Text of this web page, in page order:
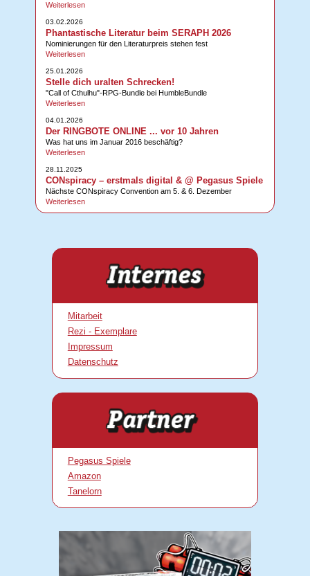
Weiterlesen
03.02.2026
Phantastische Literatur beim SERAPH 2026
Nominierungen für den Literaturpreis stehen fest
Weiterlesen
25.01.2026
Stelle dich uralten Schrecken!
"Call of Cthulhu"-RPG-Bundle bei HumbleBundle
Weiterlesen
04.01.2026
Der RINGBOTE ONLINE ... vor 10 Jahren
Was hat uns im Januar 2016 beschäftig?
Weiterlesen
28.11.2025
CONspiracy – erstmals digital & @ Pegasus Spiele
Nächste CONspiracy Convention am 5. & 6. Dezember
Weiterlesen
Mitarbeit
Rezi - Exemplare
Impressum
Datenschutz
Pegasus Spiele
Amazon
Tanelorn